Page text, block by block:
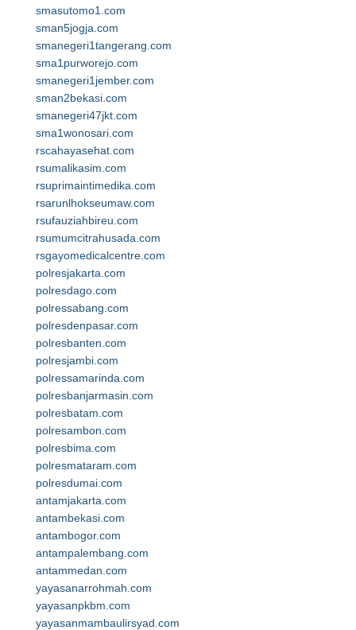
smasutomo1.com
sman5jogja.com
smanegeri1tangerang.com
sma1purworejo.com
smanegeri1jember.com
sman2bekasi.com
smanegeri47jkt.com
sma1wonosari.com
rscahayasehat.com
rsumalikasim.com
rsuprimaintimedika.com
rsarunlhokseumaw.com
rsufauziahbireu.com
rsumumcitrahusada.com
rsgayomedicalcentre.com
polresjakarta.com
polresdago.com
polressabang.com
polresdenpasar.com
polresbanten.com
polresjambi.com
polressamarinda.com
polresbanjarmasin.com
polresbatam.com
polresambon.com
polresbima.com
polresmataram.com
polresdumai.com
antamjakarta.com
antambekasi.com
antambogor.com
antampalembang.com
antammedan.com
yayasanarrohmah.com
yayasanpkbm.com
yayasanmambaulirsyad.com